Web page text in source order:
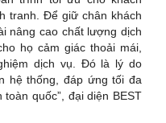
tranh. Để giữ chân khách
nâng cao chất lượng dịch
họ cảm giác thoải mái,
dịch vụ. Đó là lý do
hệ thống, đáp ứng tối đa
quốc”, đại diện BEST